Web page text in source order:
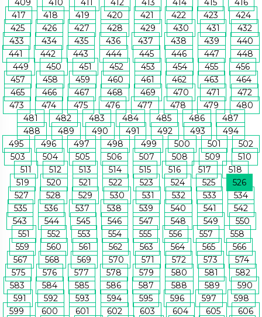
409 410 411 412 413 414 415
416
417
418 419 420 421 422 423
424
425
426 427 428 429 430 431
432
433
434 435 436 437 438 439
440
441
442 443 444 445 446 447
448
449
450 451 452 453 454 455
456
457
458 459 460 461 462 463
464
465
466 467 468 469 470 471
472
473
474 475 476 477 478 479
480
481
482 483 484 485 486
487
488
489 490 491 492 493
494
495
496 497 498 499 500 501
502
503
504 505 506 507 508 509
510
511
512 513 514 515 516 517
518
519
520 521 522 523 524 525
526
527
528 529 530 531 532 533
534
535
536 537 538 539 540 541
542
543
544 545 546 547 548 549
550
551
552 553 554 555 556 557
558
559
560 561 562 563 564 565
566
567
568 569 570 571 572 573
574
575
576 577 578 579 580 581
582
583
584 585 586 587 588 589
590
591
592 593 594 595 596 597
598
599
600 601 602 603 604 605
606